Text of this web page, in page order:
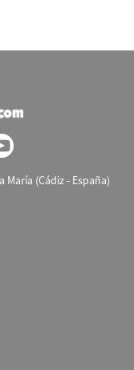
(Cádiz - España)